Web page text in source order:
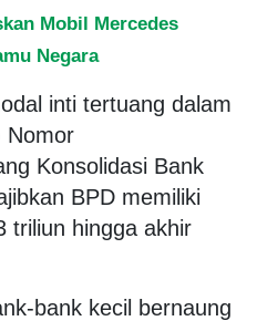
Mobil Mercedes
Negara
inti tertuang dalam
Nomor
Konsolidasi Bank
BPD memiliki
triliun hingga akhir
bank kecil bernaung